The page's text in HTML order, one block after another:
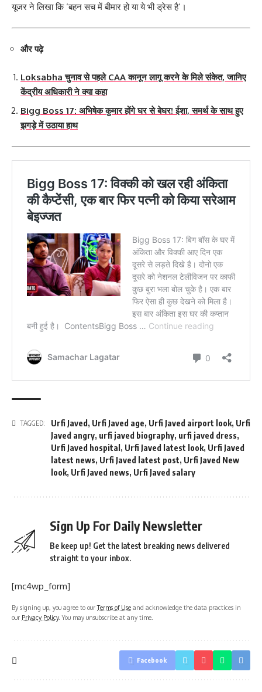
यूजर ने लिखा कि ‘बहन सच में बीमार हो या ये भी ड्रेस है’।
और पढ़े
Loksabha चुनाव से पहले CAA कानून लागू करने के मिले संकेत, जानिए
केंद्रीय अधिकारी ने क्या कहा
Bigg Boss 17: अभिषेक कुमार होंगे घर से बेघर! ईशा, समर्थ के साथ हुए
झगड़े में उठाया हाथ
TAGGED: Urfi Javed , Urfi Javed age, Urfi Javed airport look, Urfi
Javed angry, urfi javed biography, urfi javed dress,
Urfi Javed hospital , Urfi Javed latest look, Urfi Javed
latest news, Urfi Javed latest post, Urfi Javed New
look, Urfi Javed news, Urfi Javed salary
Sign Up For Daily Newsletter
Be keep up! Get the latest breaking news delivered
straight to your inbox.
[mc4wp_form]
By signing up, you agree to ourTerms of Use and acknowledge the data practices in
our Privacy Policy. You may unsubscribe at any time.
Facebook